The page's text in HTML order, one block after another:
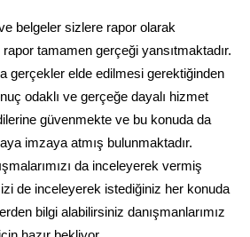
belgeler sizlere rapor olarak
tamamen gerçeği yansıtmaktadır.
gerçekler elde edilmesi gerektiğinden
odaklı ve gerçeğe dayalı hizmet
güvenmekte ve bu konuda da
imzaya atmış bulunmaktadır.
da inceleyerek vermiş
de inceleyerek istediğiniz her konuda
bilgi alabilirsiniz danışmanlarımız